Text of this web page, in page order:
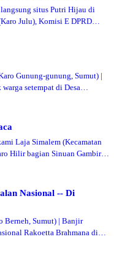
situs Putri Hijau di
Julu), Komisi E DPRD
Gunung-gunung, Sumut) |
setempat di Desa
Laja Simalem (Kecamatan
Hilir bagian Sinuan Gambir)
Nasional -- Di
Berneh, Sumut) | Banjir
Rakoetta Brahmana di